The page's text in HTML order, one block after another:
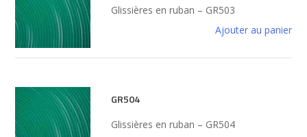
Glissières en ruban – GR503
Ajouter au panier
GR504
Glissières en ruban – GR504